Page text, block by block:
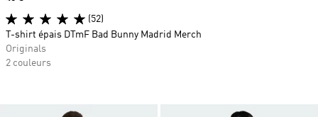
(52)
T-shirt épais DTmF Bad Bunny Madrid Merch
Originals
2 couleurs